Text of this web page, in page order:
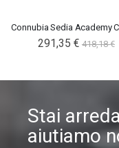
Connubia Sedia Academy
291,35 € 418,18 €
Stai
aiutiamo